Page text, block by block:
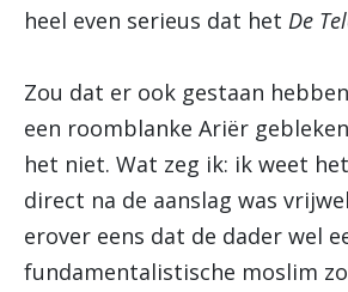
heel even serieus dat het De
Zou dat er ook gestaan
een roomblanke Ariër
het niet. Wat zeg ik: ik weet
direct na de aanslag was
erover eens dat de dader wel
fundamentalistische moslim